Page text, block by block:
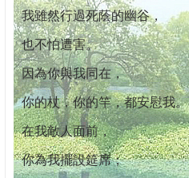
我雖然行過死蔭的幽谷，
也不怕遭害。
因為你與我同在，
你的杖，你的竿，都安慰我。
在我敵人面前，
你為我擺設筵席；